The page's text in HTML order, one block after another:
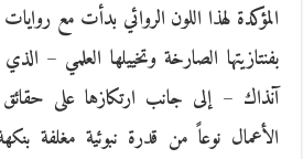
المؤكدة لهذا اللون الروائي بدأت مع
بفنتازيتها الصارخة وتخييلها العلمي –
آنذاك – إلى جانب ارتكازها على
الأعمال نوعاً من قدرة نبوئية مغلفة